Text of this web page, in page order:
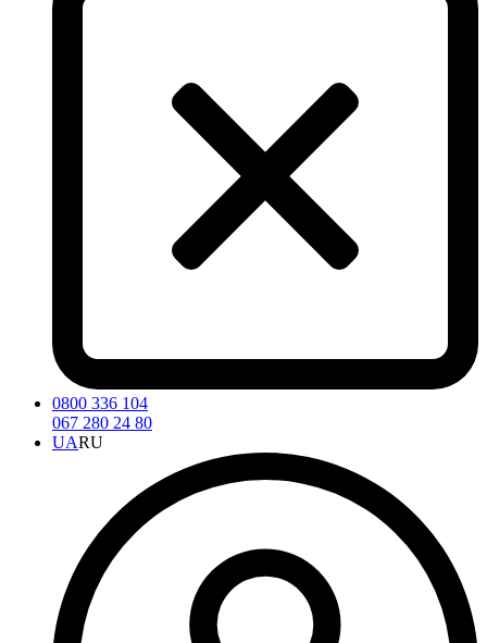
0800 336 104
067 280 24 80
UARU